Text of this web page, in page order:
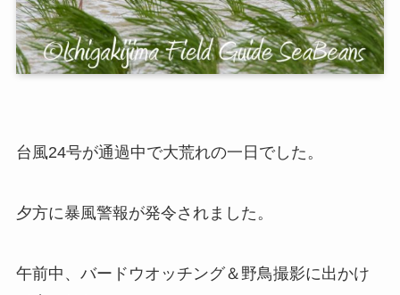
台風24号が通過中で大荒れの一日でした。
夕方に暴風警報が発令されました。
午前中、バードウオッチング＆野鳥撮影に出かけ